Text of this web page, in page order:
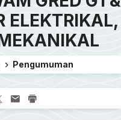
ELEKTRIKAL,
Pengumuman